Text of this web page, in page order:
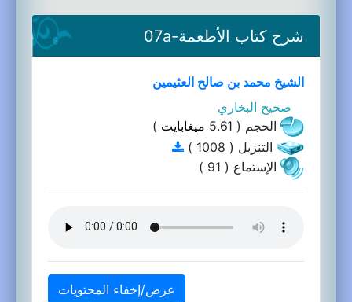
شرح كتاب الأطعمة-07a
الشيخ محمد بن صالح العثيمين
صحيح البخاري
الحجم ( 5.61
ميغابايت )
التنزيل ( 1008 )
الإستماع ( 91 )
عرض/إخفاء المحتويات